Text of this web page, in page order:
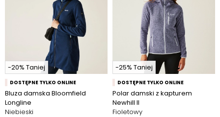
-20% Taniej
DOSTĘPNE TYLKO ONLINE
Bluza damska Bloomfield
Longline
Niebieski
-25% Taniej
DOSTĘPNE TYLKO ONLINE
Polar damski z kapturem
Newhill II
Fioletowy